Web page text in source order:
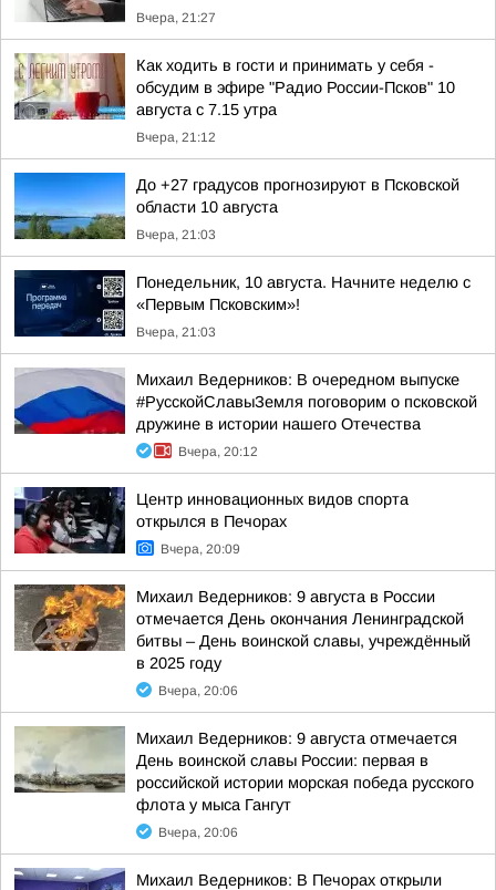
Вчера, 21:27
Как ходить в гости и принимать у себя -
обсудим в эфире "Радио России-Псков" 10
августа с 7.15 утра
Вчера, 21:12
До +27 градусов прогнозируют в Псковской
области 10 августа
Вчера, 21:03
Понедельник, 10 августа. Начните неделю с
«Первым Псковским»!
Вчера, 21:03
Михаил Ведерников: В очередном выпуске
#РусскойСлавыЗемля поговорим о псковской
дружине в истории нашего Отечества
Вчера, 20:12
Центр инновационных видов спорта
открылся в Печорах
Вчера, 20:09
Михаил Ведерников: 9 августа в России
отмечается День окончания Ленинградской
битвы – День воинской славы, учреждённый
в 2025 году
Вчера, 20:06
Михаил Ведерников: 9 августа отмечается
День воинской славы России: первая в
российской истории морская победа русского
флота у мыса Гангут
Вчера, 20:06
Михаил Ведерников: В Печорах открыли